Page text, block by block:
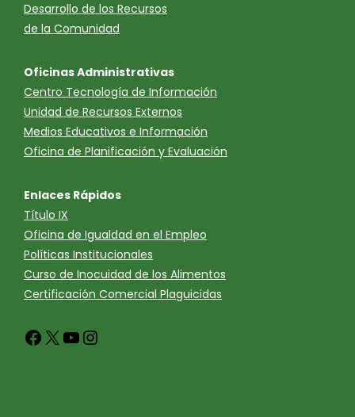
Desarrollo de los Recursos
de la Comunidad
Oficinas Administrativas
Centro Tecnología de Información
Unidad de Recursos Externos
Medios Educativos e Información
Oficina de Planificación y Evaluación
Enlaces Rápidos
Título IX
Oficina de Igualdad en el Empleo
Políticas Institucionales
Curso de Inocuidad de los Alimentos
Certificación Comercial Plaguicidas
Facebook
X YouTube